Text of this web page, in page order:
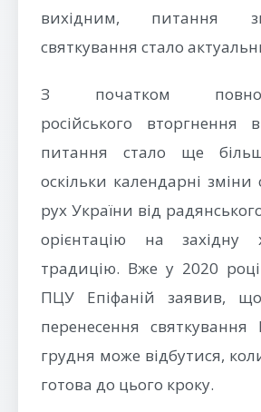
вихідним, питання
святкування стало
З початком
російського вторгнення
питання стало ще
оскільки календарні зміни
рух України від
орієнтацію на західну
традицію. Вже у 2020
ПЦУ Епіфаній заявив,
перенесення святкування
грудня може відбутися,
готова до цього кроку.